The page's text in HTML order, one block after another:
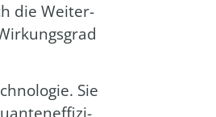
die Wei­ter­
Sie